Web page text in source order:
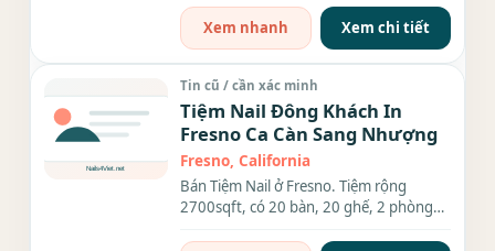
Xem nhanh
Xem chi tiết
Tin cũ / cần xác minh
Tiệm Nail Đông Khách In
Fresno Ca Càn Sang Nhượng
Fresno, California
Bán Tiệm Nail ở Fresno. Tiệm rộng
2700sqft, có 20 bàn, 20 ghế, 2 phòng